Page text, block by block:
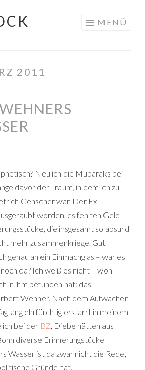
MENÜ
2011
Neulich die Mubaraks bei
davor der Traum, in dem ich zu
Genscher war. Der Ex-
worden, es fehlten Geld
die insgesamt so absurd
mehr zusammenkriege. Gut
genau an ein Einmachglas – war es
da? Ich weiß es nicht – wohl
in ihm befunden hat: das
Wehner. Nach dem Aufwachen
lang ehrfürchtig erstarrt in meinem
ich bei der BZ, Diebe hätten aus
diverse Erinnerungstücke
Wasser ist da zwar nicht die Rede,
Gründe hat.